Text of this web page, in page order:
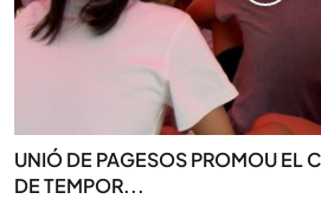
UNIÓ DE PAGESOS PROMOU EL
DE TEMPOR...